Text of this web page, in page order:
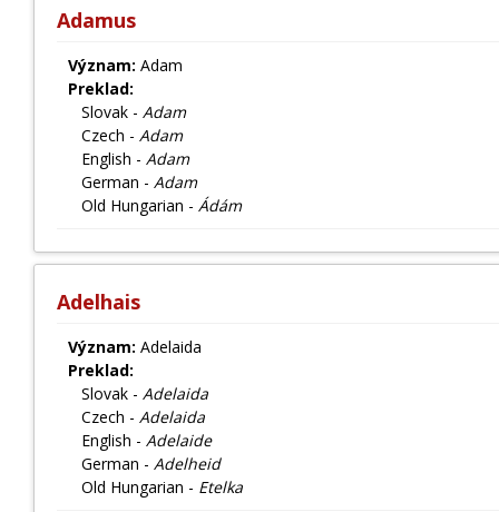
Adamus
Význam: Adam
Preklad:
Slovak - Adam
Czech - Adam
English - Adam
German - Adam
Old Hungarian - Ádám
Adelhais
Význam: Adelaida
Preklad:
Slovak - Adelaida
Czech - Adelaida
English - Adelaide
German - Adelheid
Old Hungarian - Etelka